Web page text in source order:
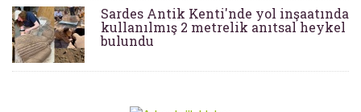
Sardes Antik Kenti'nde yol inşaatında
kullanılmış 2 metrelik anıtsal heykel
bulundu